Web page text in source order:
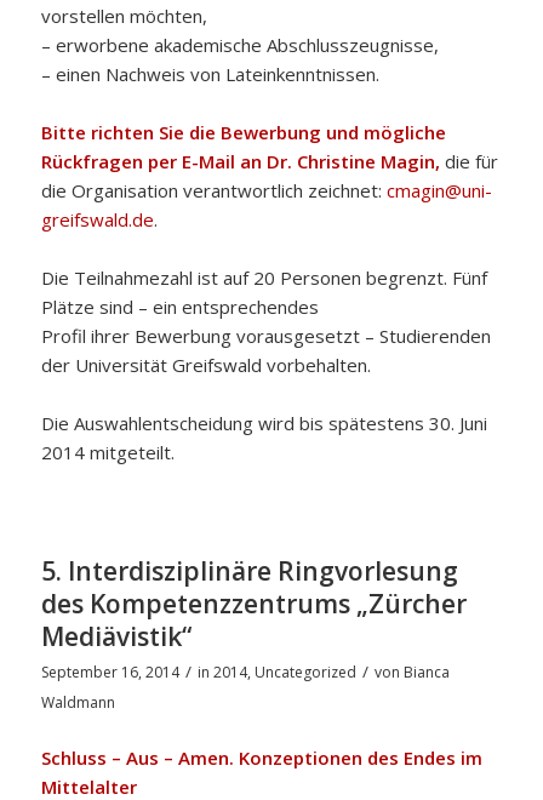
vorstellen möchten,
– erworbene akademische Abschlusszeugnisse,
– einen Nachweis von Lateinkenntnissen.
Bitte richten Sie die Bewerbung und mögliche
Rückfragen per E-Mail an Dr. Christine Magin, die für
die Organisation verantwortlich zeichnet: cmagin@uni-
greifswald.de.
Die Teilnahmezahl ist auf 20 Personen begrenzt. Fünf
Plätze sind – ein entsprechendes
Profil ihrer Bewerbung vorausgesetzt – Studierenden
der Universität Greifswald vorbehalten.
Die Auswahlentscheidung wird bis spätestens 30. Juni
2014 mitgeteilt.
5. Interdisziplinäre Ringvorlesung
des Kompetenzzentrums „Zürcher
Mediävistik“
September 16, 2014 / in 2014, Uncategorized / von Bianca
Waldmann
Schluss – Aus – Amen. Konzeptionen des Endes im
Mittelalter